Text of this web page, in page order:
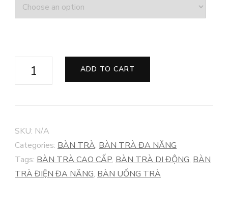
BÀN
GỖ
MUN
quantity
ADD TO CART
SKU: N/A
Categories: BÀN TRÀ, BÀN TRÀ ĐA NĂNG
Tags: BÀN TRÀ CAO CẤP, BÀN TRÀ DI ĐỘNG, BÀN
TRÀ ĐIỆN ĐA NĂNG, BÀN UỐNG TRÀ